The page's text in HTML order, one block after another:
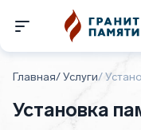
Главная/Услуги/
Установка